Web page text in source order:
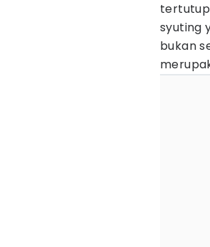
tertutup
syuting
bukan